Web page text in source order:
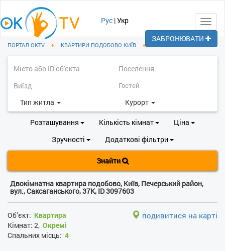
Рус |Укр
ПОРТАЛ OKTV ♦ КВАРТИРИ ПОДОБОВО КИЇВ ♦
Тип житла Курорт
Розташування Кількість кімнат
Ціна
Зручності
Додаткові фільтри
Знайти
Двокімнатна квартира подобово, Київ, Печерський район,
вул., Саксаганського, 37К, ID 3097603
Об’єкт: Квартира
Кімнат: 2, Окремі
Спальних місць: 4
подивитися на карті
ЗАБРОНЮВАТИ